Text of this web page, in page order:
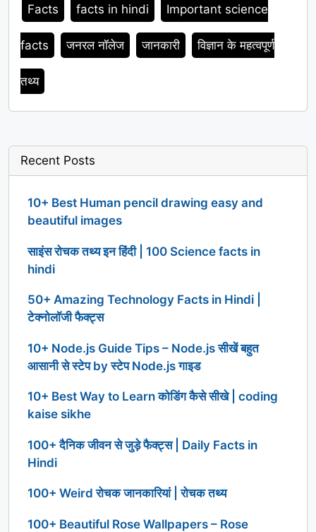
Facts facts in hindi Important science
facts जनरल नॉलेज जानकारी विज्ञान के महत्वपूर्ण
तथ्य
Recent Posts
10+ Best Human pencil drawing easy and
beautiful images
साइंस रोचक तथ्य इन हिंदी | 100 Science facts in
hindi
50+ Amazing Technology Facts in Hindi |
टेक्नोलॉजी फैक्ट्स
10+ Node.js Guide Tips – Node.js सीखें बहुत
आसानी से स्टेप by स्टेप Node.js गाइड
10+ Best Way to Learn कोडिंग कैसे सीखे | coding
kaise sikhe
100+ दैनिक जीवन से जुड़े फैक्ट्स | Daily Facts in
Hindi
100+ Weird रोचक जानकारियां | रोचक तथ्य
100+ Beautiful Rose Wallpapers – Rose